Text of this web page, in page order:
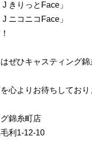
J きりっとFace」
J ニコニコFace」
ぜひキャスティング錦
心よりお待ちしており
錦糸町店
利1-12-10